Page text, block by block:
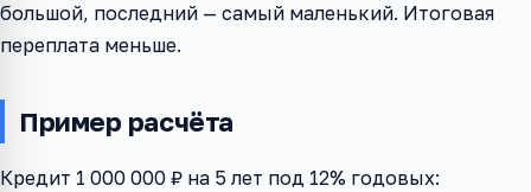
большой, последний — самый маленький. Итоговая
переплата меньше.
Пример расчёта
Кредит 1 000 000 ₽ на 5 лет под 12% годовых: